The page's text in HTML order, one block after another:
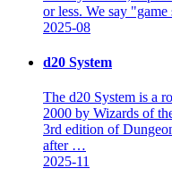
or less. We say
2025-08
d20 System
The d20 System is a
2000 by Wizards of
3rd edition of
after …
2025-11